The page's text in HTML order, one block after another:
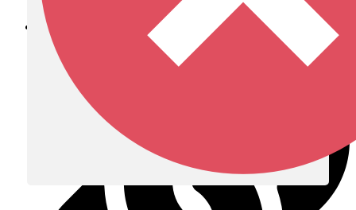
Diócesis de Zipaquirá